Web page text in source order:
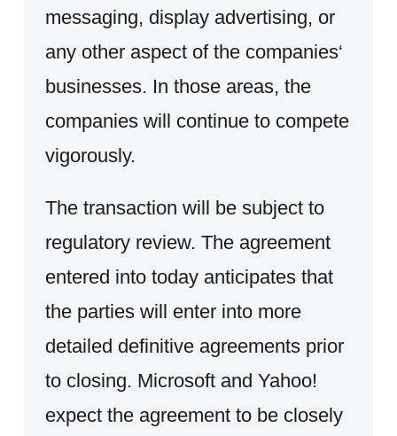
messaging, display advertising, or
any other aspect of the companies‘
businesses. In those areas, the
companies will continue to compete
vigorously.
The transaction will be subject to
regulatory review. The agreement
entered into today anticipates that
the parties will enter into more
detailed definitive agreements prior
to closing. Microsoft and Yahoo!
expect the agreement to be closely